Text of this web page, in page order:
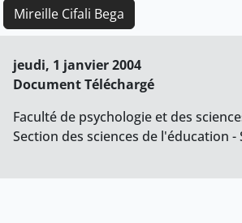
Mireille Cifali Bega
jeudi, 1 janvier 2004
Document Téléchargé
Faculté de psychologie et des
Section des sciences de l'éducation -